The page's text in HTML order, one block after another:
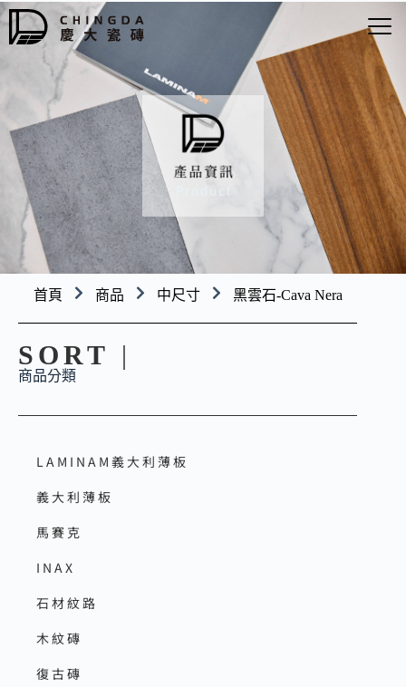
首頁 商品 中尺寸 黑雲石-Cava Nera
SORT |
商品分類
LAMINAM義大利薄板
義大利薄板
馬賽克
INAX
石材紋路
木紋磚
復古磚